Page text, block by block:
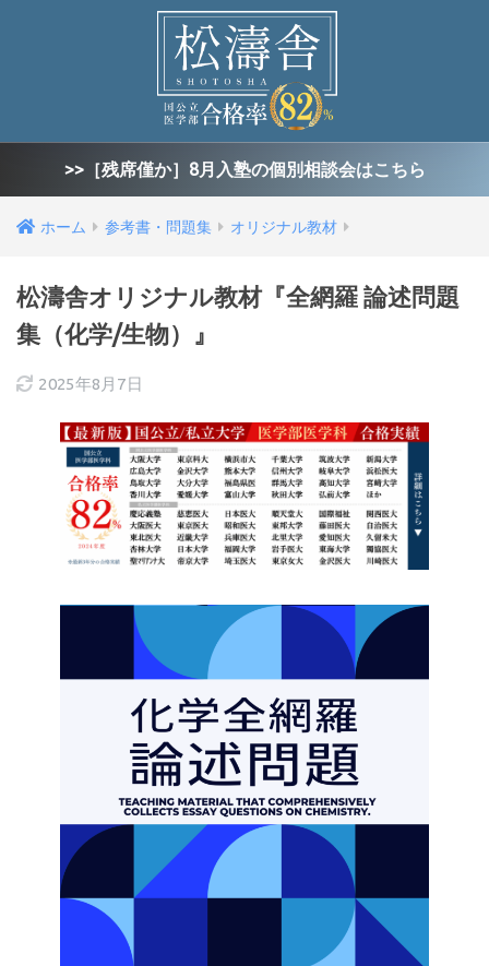
>>［残席僅か］8月入塾の個別相談会はこちら
ホーム 参考書・問題集 オリジナル教材
松濤舎オリジナル教材『全網羅 論述問題
集（化学/生物）』
2025年8月7日